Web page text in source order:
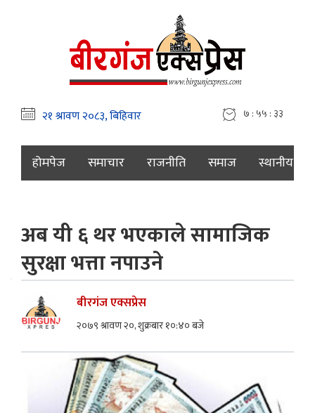
७ : ५५ : ३४
होमपेज समाचार राजनीति समाज स्थानीय
अब यी ६ थर भएकाले सामाजिक
सुरक्षा भत्ता नपाउने
बीरगंज एक्सप्रेस
२०७९ श्रावण २०, शुक्रबार १०:४० बजे